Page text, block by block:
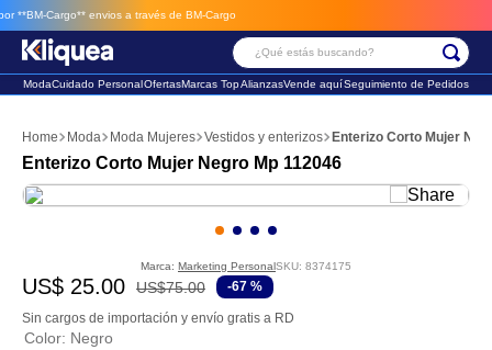
Cargo** envios a través de BM-Cargo
¿Qué estás buscando?
ModaCuidado PersonalOfertasMarcas TopAlianzasVende aquíSeguimiento de Pedidos
Moda Moda Mujeres Vestidos y enterizos Enterizo Corto Mujer
Enterizo Corto Mujer Negro Mp 112046
Marca: Marketing PersonalSKU: 8374175
US$ 25.00 US$75.00 -67 %
Sin cargos de importación y envío gratis a RD
Color: Negro
2. futbol